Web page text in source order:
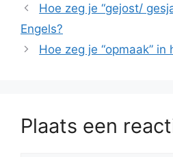
Hoe zeg je “gejost/
Engels?
Hoe zeg je “opmaak” in
Plaats een